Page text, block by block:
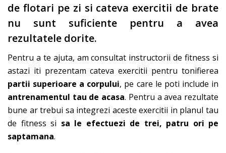
de flotari pe zi si cateva exercitii de brate
nu sunt suficiente pentru a avea
rezultatele dorite.
Pentru a te ajuta, am consultat instructorii de fitness si
astazi iti prezentam cateva exercitii pentru tonifierea
partii superioare a corpului, pe care le poti include in
antrenamentul tau de acasa. Pentru a avea rezultate
bune ar trebui sa integrezi aceste exercitii in planul tau
de fitness si sa le efectuezi de trei, patru ori pe
saptamana.